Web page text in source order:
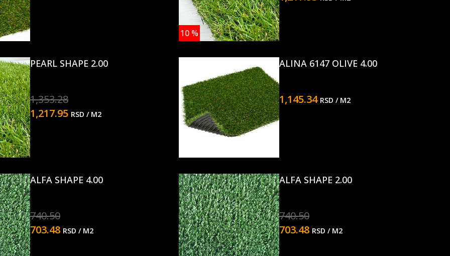
10 %
PEARL SHAPE 2.00
1,353.28
1,217.95 RSD / M2
ALINA 6147 OLIVE 4.00
1,145.34 RSD / M2
ALFA SHAPE 4.00
740.50
703.48 RSD / M2
ALFA SHAPE 2.00
740.50
703.48 RSD / M2